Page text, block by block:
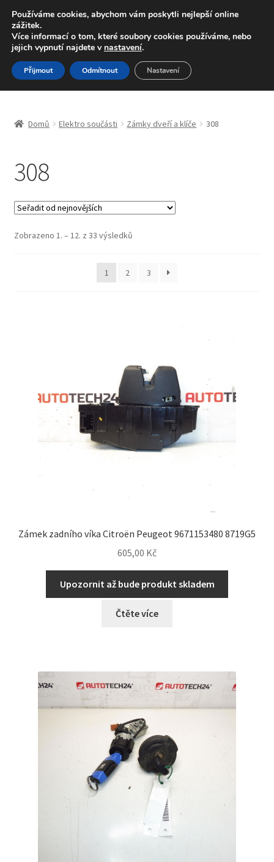
DOPRAVA od 139,-Kč
Volejte po-pá 9-16 704 494 494
Přeskočit
na
navigaci
Přejít
k
obsahu
Celosvětová doprava
Doprava
Kontakt
Ochrana osobních údajů
Reklamační formulář
Domů Elektro součásti Zámky dveří a klíče 308
308
Zobrazeno 1. – 12. z 33 výsledkůSeřazeno
1
2 3
Zámek zadního víka Citroën Peugeot 9671153480 8719G5
605,00 Kč
Upozornit až bude produkt skladem
Čtěte více
Používáme cookies, abychom vám poskytli nejlepší online
zážitek.
Více informací o tom, které soubory cookies používáme, nebo
jejich vypnutí najdete v nastavení.
Přijmout Odmítnout Nastavení